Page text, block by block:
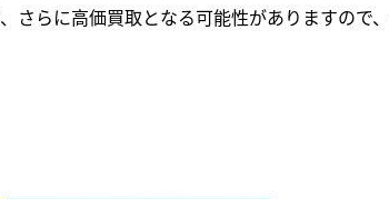
さらに高価買取となる可能性がありますので